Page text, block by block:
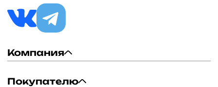
Компания
Покупателю